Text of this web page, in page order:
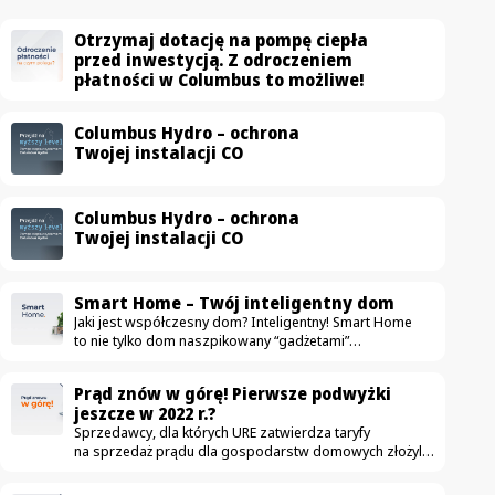
Otrzymaj dotację na pompę ciepła
przed inwestycją. Z odroczeniem
płatności w Columbus to możliwe!
Columbus Hydro – ochrona
Twojej instalacji CO
Columbus Hydro – ochrona
Twojej instalacji CO
Smart Home – Twój inteligentny dom
Jaki jest współczesny dom? Inteligentny! Smart Home
to nie tylko dom naszpikowany “gadżetami”
Na rynku pojawia się coraz więcej urządzeń mających
uczynić dom nowoczesnym — od drobnych sprzętów
jak automatyczne odkurzacze, aż po duże instalacje jak
fotowoltaika. W ostatnich latach zdecydowanie częściej
Prąd znów w górę! Pierwsze podwyżki
jeszcze w 2022 r.?
Sprzedawcy, dla których URE zatwierdza taryfy
na sprzedaż prądu dla gospodarstw domowych złożyli